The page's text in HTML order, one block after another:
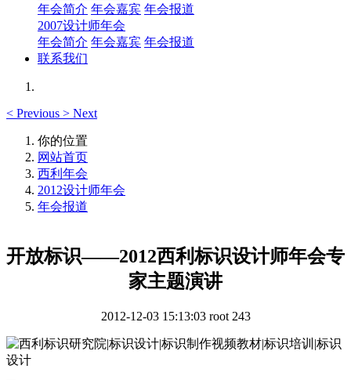
年会简介 年会嘉宾 年会报道
2007设计师年会
年会简介 年会嘉宾 年会报道
联系我们
< Previous > Next
你的位置
网站首页
西利年会
2012设计师年会
年会报道
开放标识——2012西利标识设计师年会专
家主题演讲
2012-12-03 15:13:03 root 243